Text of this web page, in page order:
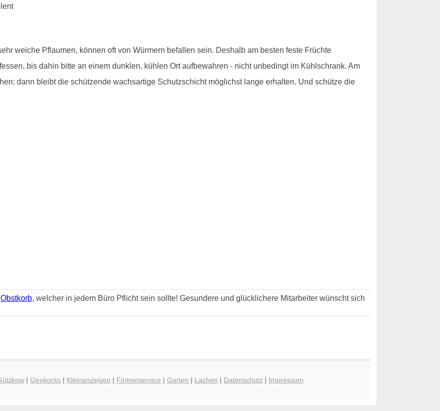
weiche Pflaumen, können oft von Würmern befallen sein. Deshalb am besten feste Früchte
bis dahin bitte an einem dunklen, kühlen Ort aufbewahren - nicht unbedingt im Kühlschrank. Am
dann bleibt die schützende wachsartige Schutzschicht möglichst lange erhalten. Und schütze die
Obstkorb, welcher in jedem Büro Pflicht sein sollte! Gesundere und glücklichere Mitarbeiter wünscht sich
| Girokonto | Kleinanzeigen | Firmenservice | Garten | Lachen | Datenschutz| Impressum